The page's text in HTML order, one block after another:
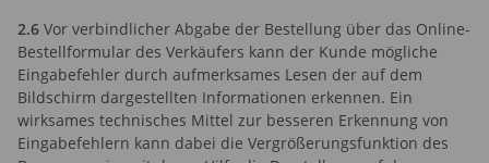
2.6 Vor verbindlicher Abgabe der Bestellung über das Online-
Bestellformular des Verkäufers kann der Kunde mögliche
Eingabefehler durch aufmerksames Lesen der auf dem
Bildschirm dargestellten Informationen erkennen. Ein
wirksames technisches Mittel zur besseren Erkennung von
Eingabefehlern kann dabei die Vergrößerungsfunktion des